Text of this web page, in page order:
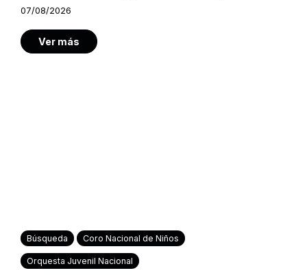
07/08/2026
Ver más
Búsqueda Coro Nacional de Niños
Orquesta Juvenil Nacional